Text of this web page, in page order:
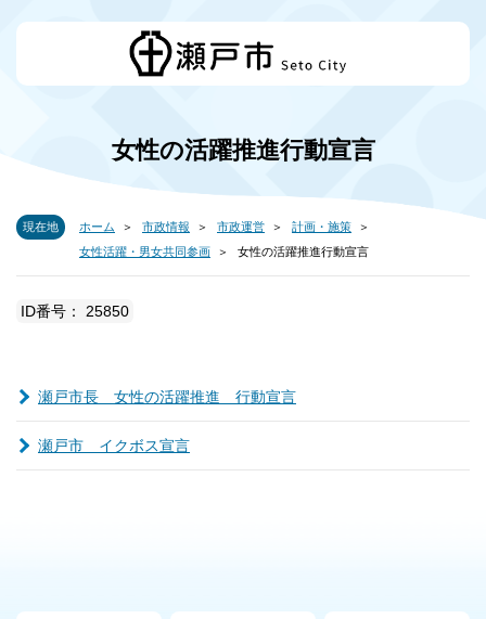
女性の活躍推進行動宣言
現在地 ホーム 市政情報 市政運営
計画・施策
女性活躍・男女共同参画
女性の活躍推進行動宣言
ID番号： 25850
瀬戸市長 女性の活躍推進 行動宣言
瀬戸市 イクボス宣言